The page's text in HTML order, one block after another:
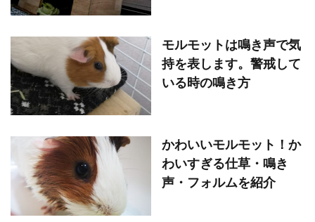
モルモットは鳴き声で気
持を表します。警戒して
いる時の鳴き方
かわいいモルモット！か
わいすぎる仕草・鳴き
声・フォルムを紹介